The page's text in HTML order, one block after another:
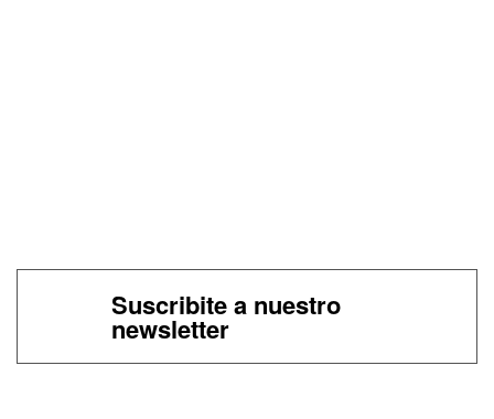
Suscribite a nuestro
newsletter